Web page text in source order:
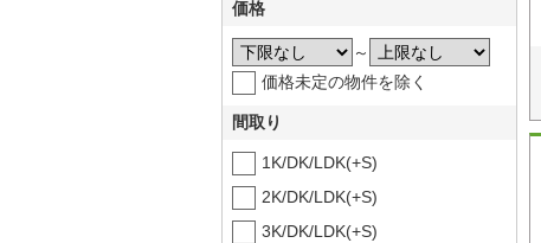
価格
～
価格未定の物件を除く
間取り
1K/DK/LDK(+S)
2K/DK/LDK(+S)
3K/DK/LDK(+S)